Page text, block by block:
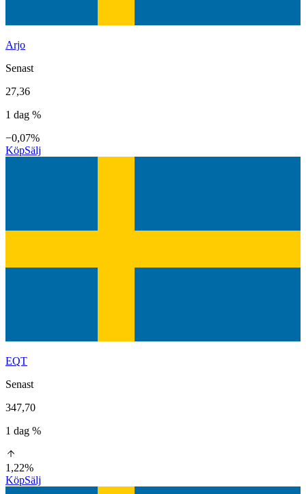
Arjo
Senast
27,36
1 dag %
−0,07%
KöpSälj
EQT
Senast
347,70
1 dag %
1,22%
KöpSälj